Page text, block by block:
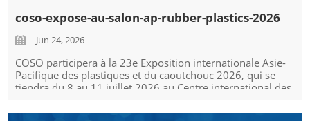
coso-expose-au-salon-ap-rubber-plastics-2026
Jun 24, 2026
COSO participera à la 23e Exposition internationale Asie-
Pacifique des plastiques et du caoutchouc 2026, qui se
tiendra du 8 au 11 juillet 2026 au Centre international des
chaleureusement à nous rendre visite...